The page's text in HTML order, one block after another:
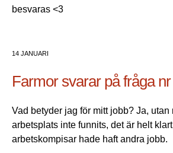
besvaras <3
14 JANUARI
Farmor svarar på fråga
Vad betyder jag för mitt jobb? Ja, utan
arbetsplats inte funnits, det är helt
arbetskompisar hade haft andra jobb.